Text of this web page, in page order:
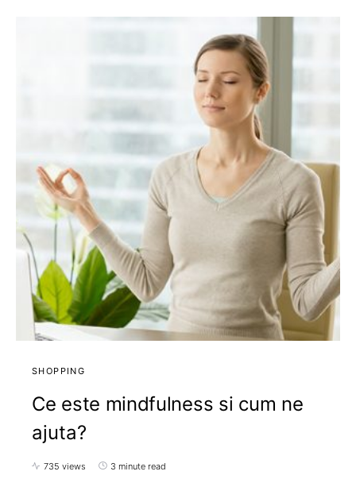
SHOPPING
Ce este mindfulness si cum ne
ajuta?
735 views 3 minute read